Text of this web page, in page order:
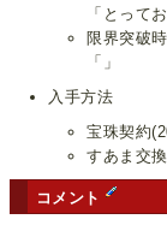
「とって
限界突破時
「」
入手方法
宝珠契約
すあま交
コメント